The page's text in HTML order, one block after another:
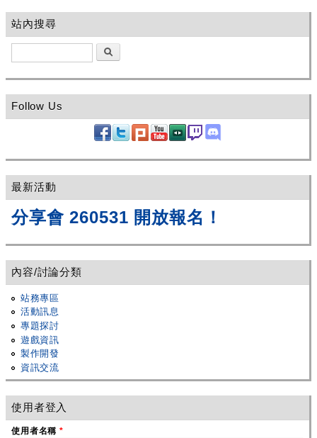
站內搜尋
Follow Us
最新活動
分享會 260531 開放報名！
內容/討論分類
站務專區
活動訊息
專題探討
遊戲資訊
製作開發
資訊交流
使用者登入
使用者名稱*